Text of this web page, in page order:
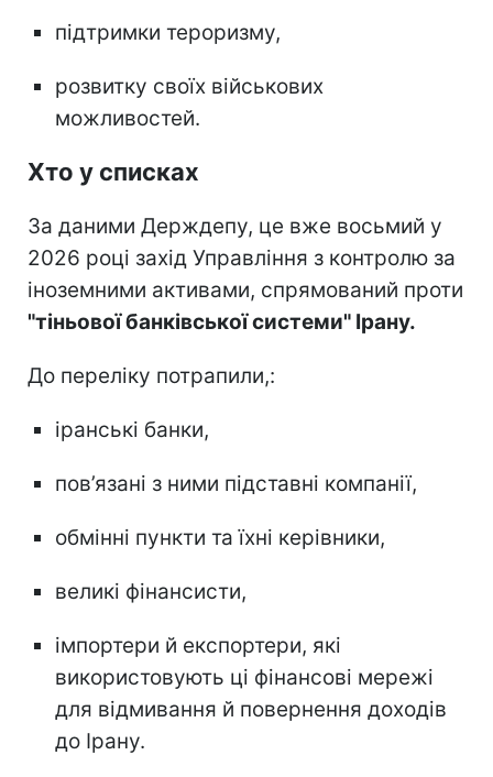
підтримки тероризму,
розвитку своїх військових
можливостей.
Хто у списках
За даними Держдепу, це вже восьмий у
2026 році захід Управління з контролю за
іноземними активами, спрямований проти
"тіньової банківської системи" Ірану.
До переліку потрапили,:
іранські банки,
пов’язані з ними підставні компанії,
обмінні пункти та їхні керівники,
великі фінансисти,
імпортери й експортери, які
використовують ці фінансові мережі
для відмивання й повернення доходів
до Ірану.